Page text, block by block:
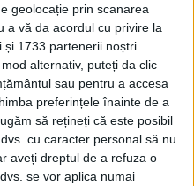
geolocație prin scanarea
a vă da acordul cu privire la
și 1733 partenerii noștri
alternativ, puteți da clic
sau pentru a accesa
preferințele înainte de a
să rețineți că este posibil
cu caracter personal să nu
aveți dreptul de a refuza o
se vor aplica numai
Școala Gimnazială nr. 3
încălțăminte, jucării și
”Cadoul din cutia cu